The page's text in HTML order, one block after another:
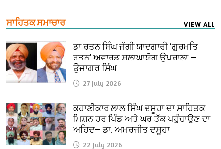
ਸਾਹਿਤਕ ਸਮਾਚਾਰ VIEW ALL
ਡਾ ਰਤਨ ਸਿੰਘ ਜੱਗੀ ਯਾਦਗਾਰੀ ‘ਗੁਰਮਤਿ
ਰਤਨ’ ਅਵਾਰਡ ਸ਼ਲਾਘਾਯੋਗ ਉਪਰਾਲਾ —
ਉਜਾਗਰ ਸਿੰਘ
27 July 2026
ਕਹਾਣੀਕਾਰ ਲਾਲ ਸਿੰਘ ਦਸੂਹਾ ਦਾ ਸਾਹਿਤਕ
ਮਿਸ਼ਨ ਹਰ ਪਿੰਡ ਅਤੇ ਘਰ ਤੱਕ ਪਹੁੰਚਾਉਣ ਦਾ
ਅਹਿਦ— ਡਾ. ਅਮਰਜੀਤ ਦਸੂਹਾ
22 July 2026